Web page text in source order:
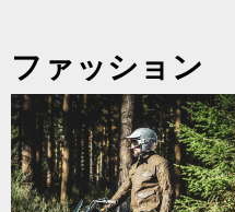
ファッション